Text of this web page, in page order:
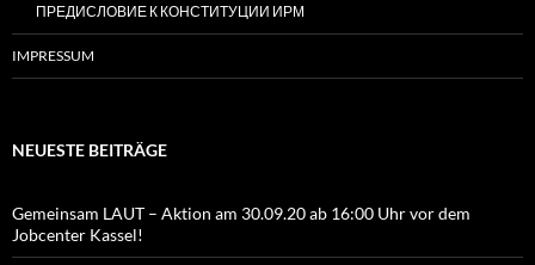
ПРЕДИСЛОВИЕ К КОНСТИТУЦИИ ИРМ
IMPRESSUM
NEUESTE BEITRÄGE
Gemeinsam LAUT – Aktion am 30.09.20 ab 16:00 Uhr vor dem
Jobcenter Kassel!